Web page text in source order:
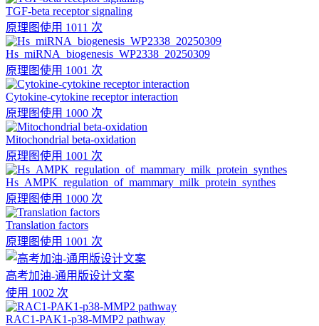
TGF-beta receptor signaling
原理图使用 1011 次
Hs_miRNA_biogenesis_WP2338_20250309
原理图使用 1001 次
Cytokine-cytokine receptor interaction
原理图使用 1000 次
Mitochondrial beta-oxidation
原理图使用 1001 次
Hs_AMPK_regulation_of_mammary_milk_protein_synthes
原理图使用 1000 次
Translation factors
原理图使用 1001 次
高考加油-通用版设计文案
使用 1002 次
RAC1-PAK1-p38-MMP2 pathway